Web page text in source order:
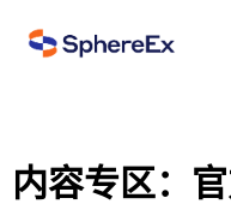
内容专区：